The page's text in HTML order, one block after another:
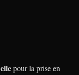
pour la prise en